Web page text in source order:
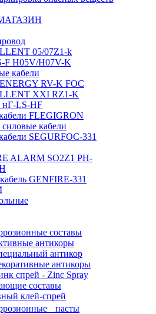
05/07Z1-k
F Н05V/H07V-K
кабели
RV-K FOC
XXI RZ1-K
нГ-LS-HF
FLEGIGRON
кабели
SEGURFOC-331
ALARM SO2Z1 PH-
GENFIRE-331
составы
антикоры
антикор
антикоры
спрей - Zinc Spray
составы
клей-спрей
пасты